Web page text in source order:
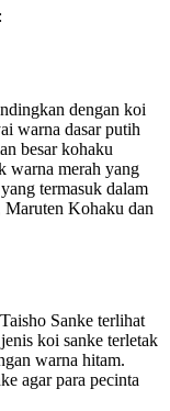
dengan koi
warna dasar putih
besar kohaku
warna merah yang
termasuk dalam
Maruten Kohaku dan
Sanke terlihat
koi sanke terletak
warna hitam.
agar para pecinta